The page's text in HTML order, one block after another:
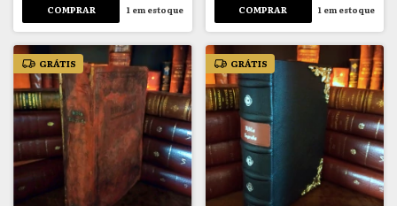
1em estoque 1 em estoque
GRÁTIS GRÁTIS